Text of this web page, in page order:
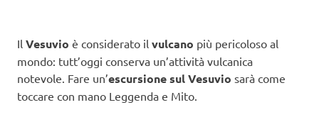
Il Vesuvio è considerato il vulcano più pericoloso al
mondo: tutt’oggi conserva un’attività vulcanica
notevole. Fare un’escursione sul Vesuvio sarà come
toccare con mano Leggenda e Mito.